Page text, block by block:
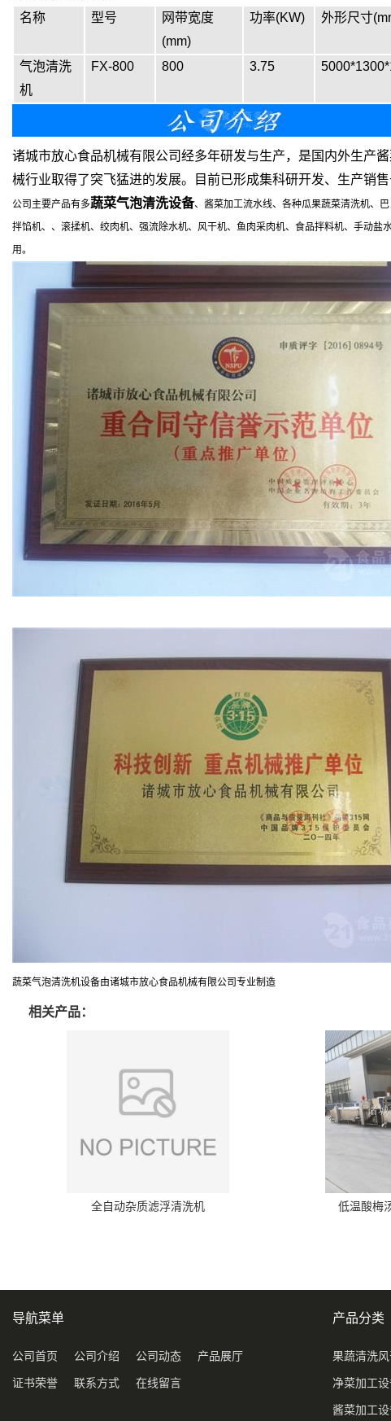
名称 型号
网带宽度
(mm)
功率(KW) 外形尺寸
气泡清洗
机
FX-800 800 3.75
诸城市放心食品机械有限公司经多年研发与生产，是国内外生产
械行业取得了突飞猛进的发展。目前已形成集科研开发、生产销
公司主要产品有多蔬菜气泡清洗设备、 酱菜加工流水线、各种瓜果蔬菜清洗机、
拌馅机、、滚揉机、绞肉机、强流除水机、风干机、鱼肉采肉机、食品拌料机、手动
用。
蔬菜气泡清洗机设备由诸城市放心食品机械有限公司专业制造
相关产品：
全自动杂质滤浮清洗机 低温酸梅
导航菜单
公司首页 公司介绍 公司动态 产品展厅
证书荣誉 联系方式 在线留言
产品分类
果蔬清洗
净菜加工
酱菜加工